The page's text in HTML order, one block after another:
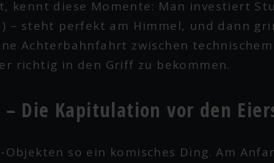
kennt diese Momente: Man investiert
– steht perfekt am Himmel, und dann
Achterbahnfahrt zwischen
richtig in den Griff zu bekommen.
Die Kapitulation vor den
so ein komisches Ding. Am